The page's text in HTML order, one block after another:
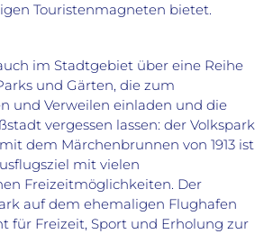
Touristenmagneten bietet.
im Stadtgebiet über eine Reihe
und Gärten, die zum
und Verweilen einladen und die
vergessen lassen: der Volkspark
dem Märchenbrunnen von 1913 ist
mit vielen
Freizeitmöglichkeiten. Der
auf dem ehemaligen Flughafen
für Freizeit, Sport und Erholung zur